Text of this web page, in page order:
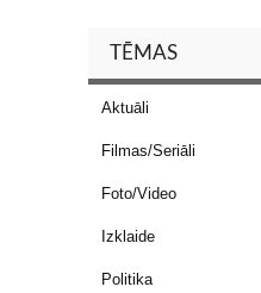
TĒMAS
Aktuāli
Filmas/Seriāli
Foto/Video
Izklaide
Politika